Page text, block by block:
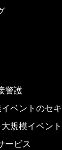
警護
ベントのセ
規模イベン
ービス